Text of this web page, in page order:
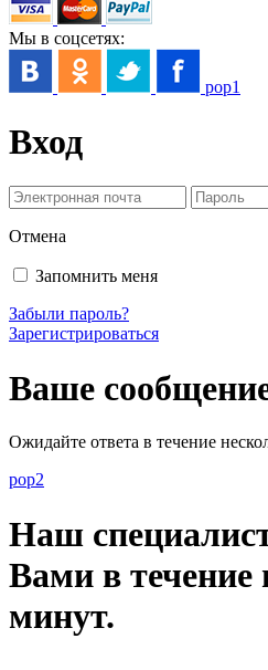
Мы в соцсетях:
pop1
Вход
Отмена
Запомнить меня
Забыли пароль?
Зарегистрироваться
Ваше
Ожидайте ответа в течение
pop2
Наш
Вами в течение
минут.